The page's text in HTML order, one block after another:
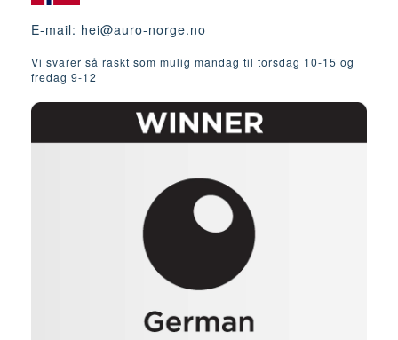
E-mail: hei@auro-norge.no
Vi svarer så raskt som mulig mandag til torsdag 10-15 og
fredag ​​9-12